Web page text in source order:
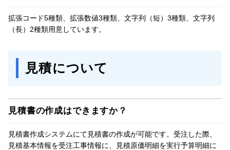
拡張コード5種類、拡張数値3種類、文字列（短）3種類、文字列
（長）2種類用意しています。
見積について
見積書の作成はできますか？
見積書作成システムにて見積書の作成が可能です。受注した際、
見積基本情報を受注工事情報に、見積原価明細を実行予算明細に